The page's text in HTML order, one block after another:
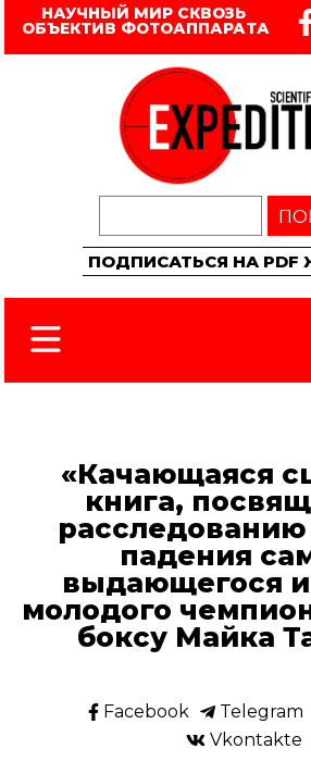
НАУЧНЫЙ МИР СКВОЗЬ
ОБЪЕКТИВ ФОТОАППАРАТА
ПОДПИСАТЬСЯ НА
«Качающаяся
книга,
падения
выдающегося и
молодого
боксу Майка
Facebook Telegram
Vkontakte